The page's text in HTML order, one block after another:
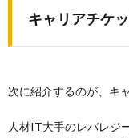
キャリアチケ
次に紹介するのが、キ
人材IT大手のレバレジ